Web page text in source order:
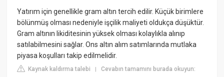
Yatırım için genellikle gram altın tercih edilir. Küçük birimlere
bölünmüş olması nedeniyle işçilik maliyeti oldukça düşüktür.
Gram altının likiditesinin yüksek olması kolaylıkla alınıp
satılabilmesini sağlar. Ons altın alım satımlarında mutlaka
piyasa koşulları takip edilmelidir.
Kaynak kaldırma talebi |Cevabın tamamını burada okuyun: